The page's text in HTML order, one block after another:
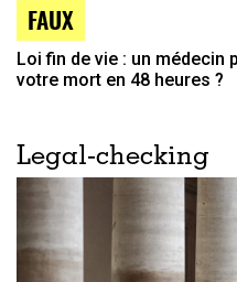
FAUX
Loi fin de vie : un médecin
votre mort en 48 heures ?
Legal-checking